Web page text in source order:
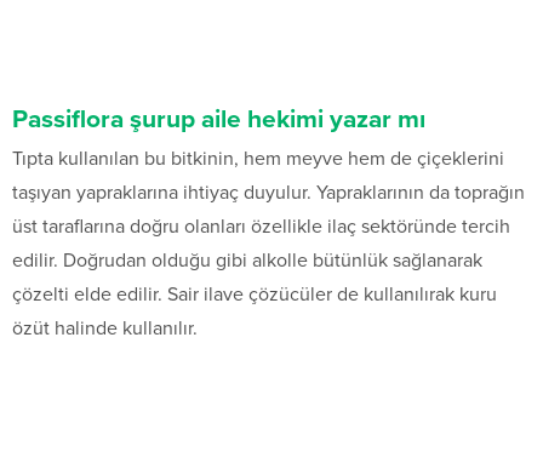
Passiflora şurup aile hekimi yazar mı
Tıpta kullanılan bu bitkinin, hem meyve hem de çiçeklerini
taşıyan yapraklarına ihtiyaç duyulur. Yapraklarının da toprağın
üst taraflarına doğru olanları özellikle ilaç sektöründe tercih
edilir. Doğrudan olduğu gibi alkolle bütünlük sağlanarak
çözelti elde edilir. Sair ilave çözücüler de kullanılırak kuru
özüt halinde kullanılır.